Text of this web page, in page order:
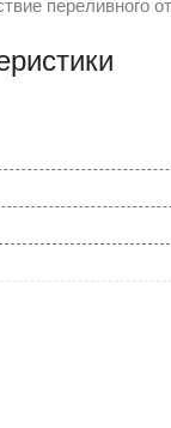
переливного